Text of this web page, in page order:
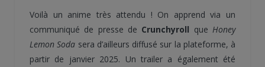
Voilà un anime très attendu ! On apprend via un
communiqué de presse de Crunchyroll queHoney
Lemon Soda sera d’ailleurs diffusé sur la plateforme, à
partir de janvier 2025. Un trailer a également été